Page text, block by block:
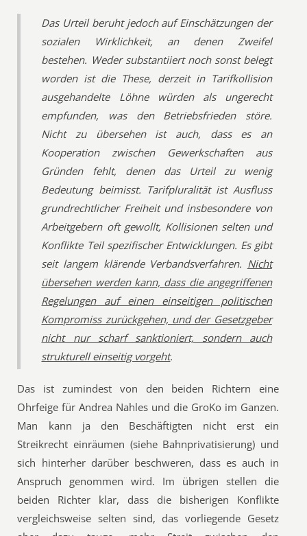
Das Urteil beruht jedoch auf Einschätzungen der
sozialen Wirklichkeit, an denen Zweifel
bestehen. Weder substantiiert noch sonst belegt
worden ist die These, derzeit in Tarifkollision
ausgehandelte Löhne würden als ungerecht
empfunden, was den Betriebsfrieden störe.
Nicht zu übersehen ist auch, dass es an
Kooperation zwischen Gewerkschaften aus
Gründen fehlt, denen das Urteil zu wenig
Bedeutung beimisst. Tarifpluralität ist Ausfluss
grundrechtlicher Freiheit und insbesondere von
Arbeitgebern oft gewollt, Kollisionen selten und
Konflikte Teil spezifischer Entwicklungen. Es gibt
seit langem klärende Verbandsverfahren. Nicht
übersehen werden kann, dass die angegriffenen
Regelungen auf einen einseitigen politischen
Kompromiss zurückgehen, und der Gesetzgeber
nicht nur scharf sanktioniert, sondern auch
strukturell einseitig vorgeht.
Das ist zumindest von den beiden Richtern eine
Ohrfeige für Andrea Nahles und die GroKo im Ganzen.
Man kann ja den Beschäftigten nicht erst ein
Streikrecht einräumen (siehe Bahnprivatisierung) und
sich hinterher darüber beschweren, dass es auch in
Anspruch genommen wird. Im übrigen stellen die
beiden Richter klar, dass die bisherigen Konflikte
vergleichsweise selten sind, das vorliegende Gesetz